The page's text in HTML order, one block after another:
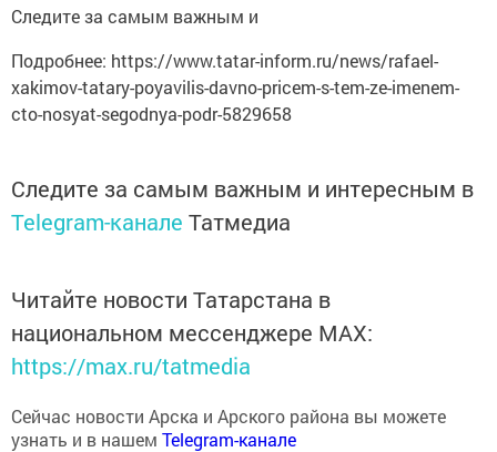
Следите за самым важным и
Подробнее: https://www.tatar-inform.ru/news/rafael-
xakimov-tatary-poyavilis-davno-pricem-s-tem-ze-imenem-
cto-nosyat-segodnya-podr-5829658
Следите за самым важным и интересным в
Telegram-канале Татмедиа
Читайте новости Татарстана в
национальном мессенджере MАХ:
https://max.ru/tatmedia
Сейчас новости Арска и Арского района вы можете
узнать и в нашем Telegram-канале